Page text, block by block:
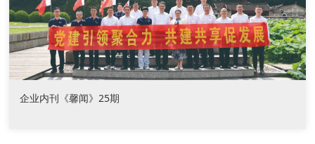
企业内刊《馨闻》25期